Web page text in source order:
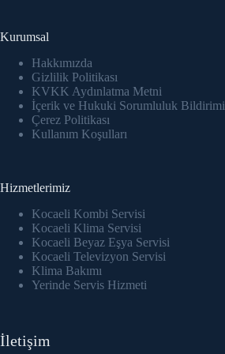
Kurumsal
Hakkımızda
Gizlilik Politikası
KVKK Aydınlatma Metni
İçerik ve Hukuki Sorumluluk Bildirimi
Çerez Politikası
Kullanım Koşulları
Hizmetlerimiz
Kocaeli Kombi Servisi
Kocaeli Klima Servisi
Kocaeli Beyaz Eşya Servisi
Kocaeli Televizyon Servisi
Klima Bakımı
Yerinde Servis Hizmeti
İletişim